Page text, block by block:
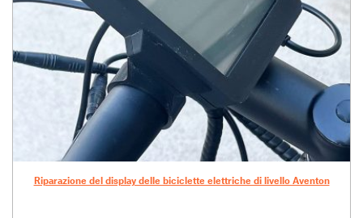
Riparazione del display delle biciclette elettriche di livello Aventon